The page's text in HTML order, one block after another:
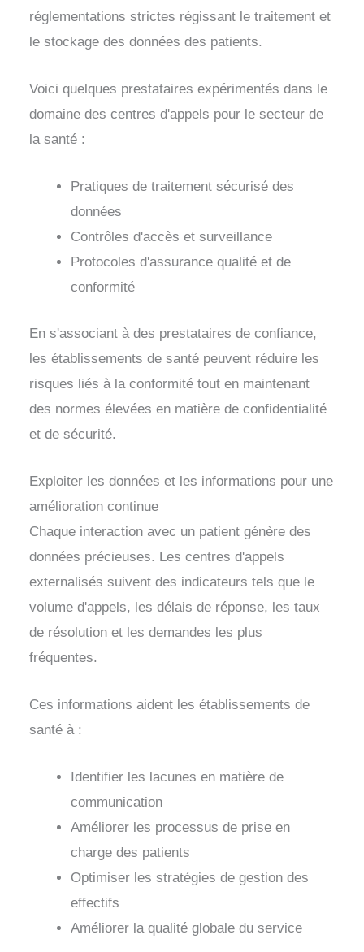
réglementations strictes régissant le traitement et
le stockage des données des patients.
Voici quelques prestataires expérimentés dans le
domaine des centres d'appels pour le secteur de
la santé :
Pratiques de traitement sécurisé des
données
Contrôles d'accès et surveillance
Protocoles d'assurance qualité et de
conformité
En s'associant à des prestataires de confiance,
les établissements de santé peuvent réduire les
risques liés à la conformité tout en maintenant
des normes élevées en matière de confidentialité
et de sécurité.
Exploiter les données et les informations pour une
amélioration continue
Chaque interaction avec un patient génère des
données précieuses. Les centres d'appels
externalisés suivent des indicateurs tels que le
volume d'appels, les délais de réponse, les taux
de résolution et les demandes les plus
fréquentes.
Ces informations aident les établissements de
santé à :
Identifier les lacunes en matière de
communication
Améliorer les processus de prise en
charge des patients
Optimiser les stratégies de gestion des
effectifs
Améliorer la qualité globale du service